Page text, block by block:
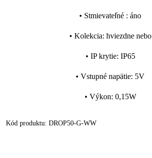
• Stmievateľné : áno
• Kolekcia: hviezdne nebo
• IP krytie: IP65
• Vstupné napätie: 5V
• Výkon: 0,15W
Kód produktu: DROP50-G-WW